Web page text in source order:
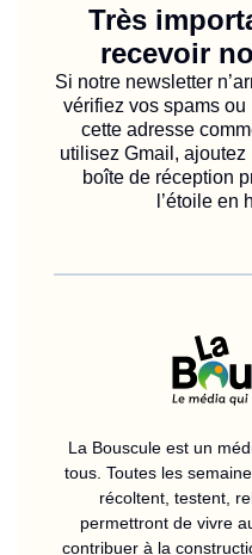
Très
recevoir
Si notre newsletter
vérifiez vos spams
cette adresse
utilisez Gmail,
boîte de réception
l’étoile en
La Bouscule est un
tous. Toutes les
récoltent, testent,
permettront de vivre
contribuer à la